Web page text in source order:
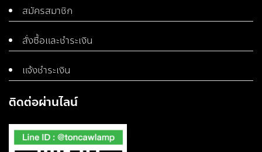
สมัครสมาชิก
สั่งซื้อและชำระเงิน
แจ้งชำระเงิน
ติดต่อผ่านไลน์